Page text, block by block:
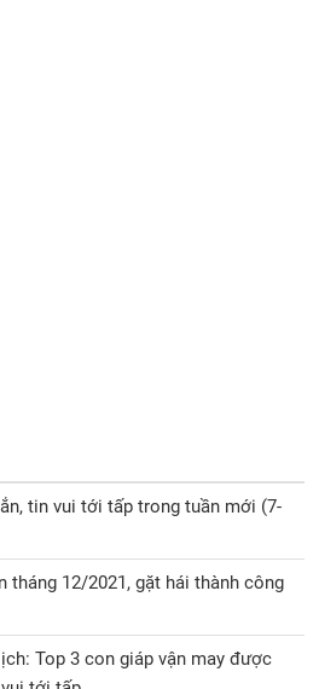
tin vui tới tấp trong tuần mới (7-
tháng 12/2021, gặt hái thành công
Top 3 con giáp vận may được